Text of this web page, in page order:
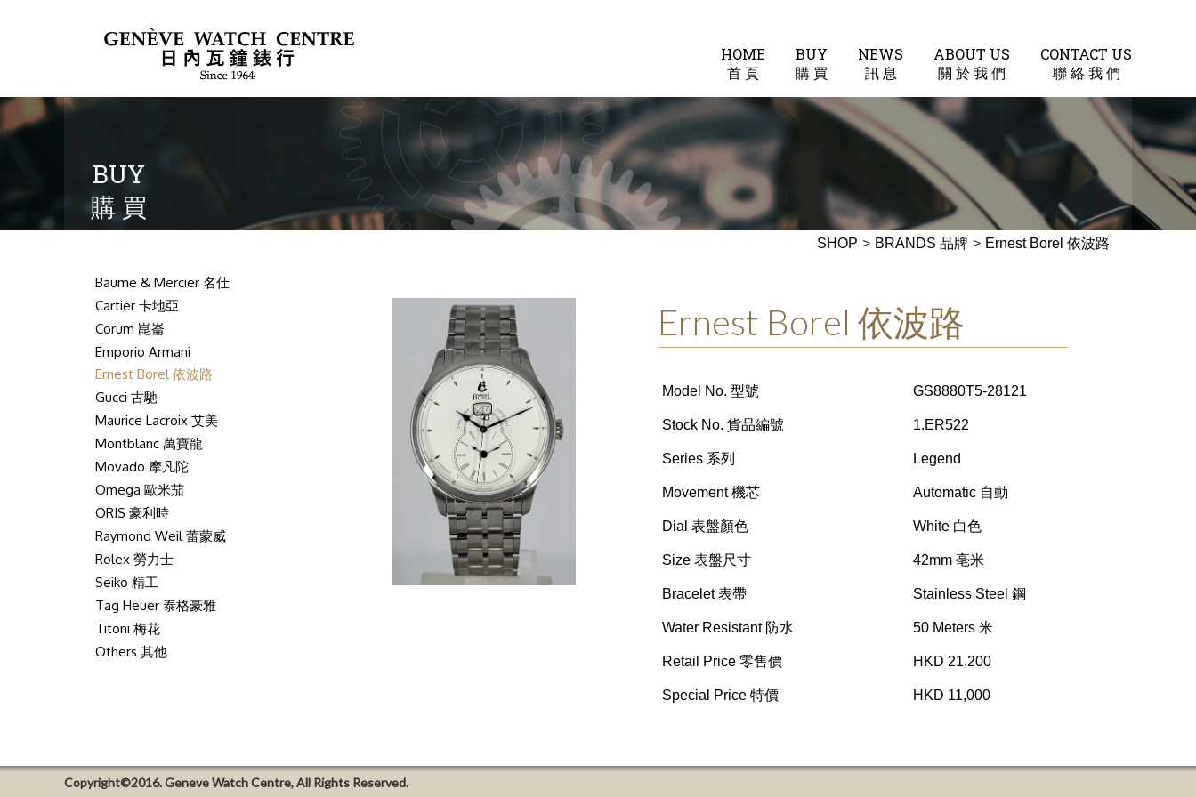
HOME
首 頁
BUY
購 買
NEWS
訊 息
ABOUT US
關 於 我 們
CONTACT US
聯 絡 我 們
BUY
購 買
Baume & Mercier 名仕
Cartier 卡地亞
Corum 崑崙
Emporio Armani
Ernest Borel 依波路
Gucci 古馳
Maurice Lacroix 艾美
Montblanc 萬寶龍
Movado 摩凡陀
Omega 歐米茄
ORIS 豪利時
Raymond Weil 蕾蒙威
Rolex 勞力士
Seiko 精工
Tag Heuer 泰格豪雅
Titoni 梅花
Others 其他
SHOP > BRANDS 品牌 > Ernest Borel 依波路
Ernest Borel 依波路
Model No. 型號 GS8880T5-28121
Stock No. 貨品編號 1.ER522
Series 系列 Legend
Movement 機芯 Automatic 自動
Dial 表盤顏色 White 白色
Size 表盤尺寸 42mm 亳米
Bracelet 表帶 Stainless Steel 鋼
Water Resistant 防水 50 Meters 米
Retail Price 零售價 HKD 21,200
Special Price 特價 HKD 11,000
Copyright©2016. Geneve Watch Centre, All Rights Reserved.